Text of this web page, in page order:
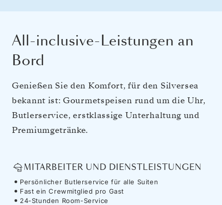
All-inclusive-Leistungen an
Bord
Genießen Sie den Komfort, für den Silversea
bekannt ist: Gourmetspeisen rund um die Uhr,
Butlerservice, erstklassige Unterhaltung und
Premiumgetränke.
MITARBEITER UND DIENSTLEISTUNGEN
Persönlicher Butlerservice für alle Suiten
Fast ein Crewmitglied pro Gast
24-Stunden Room-Service